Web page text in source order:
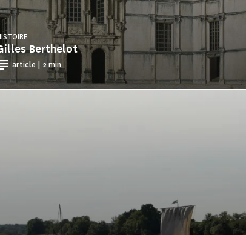
Berthelot
article | 2 min